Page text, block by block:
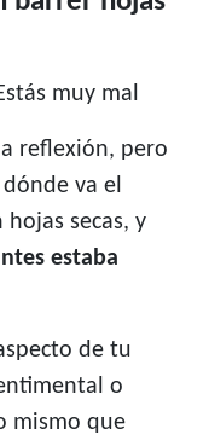
muy mal
reflexión, pero
va el
secas, y
estaba
de tu
o
mismo que